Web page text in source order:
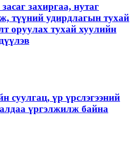
захиргаа, нутаг
түүний удирдлагын тухай
оруулах тухай хуулийн
суулгац, үр үрслэгээний
үргэлжилж байна